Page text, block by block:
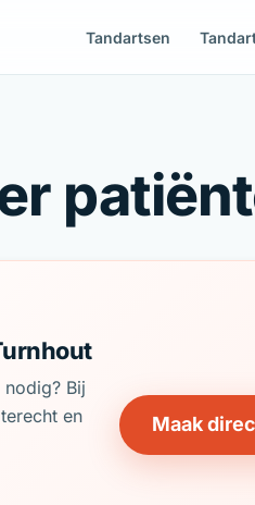
Tandartsen
Bij
en
Maak